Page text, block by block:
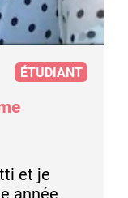
et je
année
ÉTUDIANT